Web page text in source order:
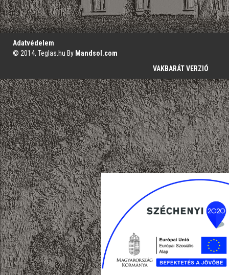
';
Adatvédelem
© 2014, Teglas.hu By Mandsol.com
VAKBARÁT VERZIÓ